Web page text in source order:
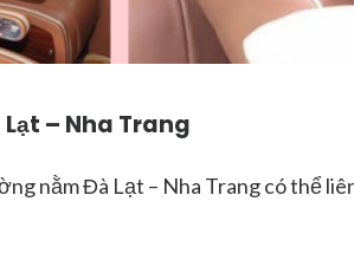
– Nha Trang
nằm Đà Lạt – Nha Trang có thể